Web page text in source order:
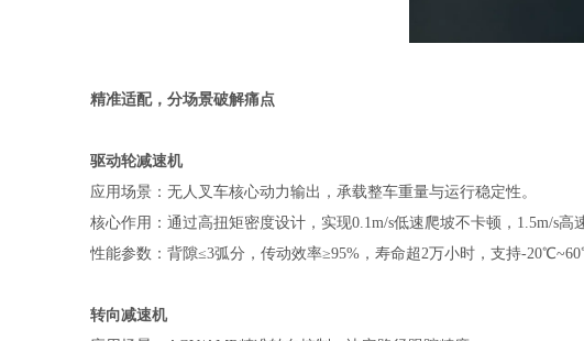
精准适配，分场景破解痛点
驱动轮减速机
应用场景：无人叉车核心动力输出，承载整车重量与运行稳定性。
核心作用：通过高扭矩密度设计，实现0.1m/s低速爬坡不卡顿，1.5m/s高
性能参数：背隙≤3弧分，传动效率≥95%，寿命超2万小时，支持-
转向减速机